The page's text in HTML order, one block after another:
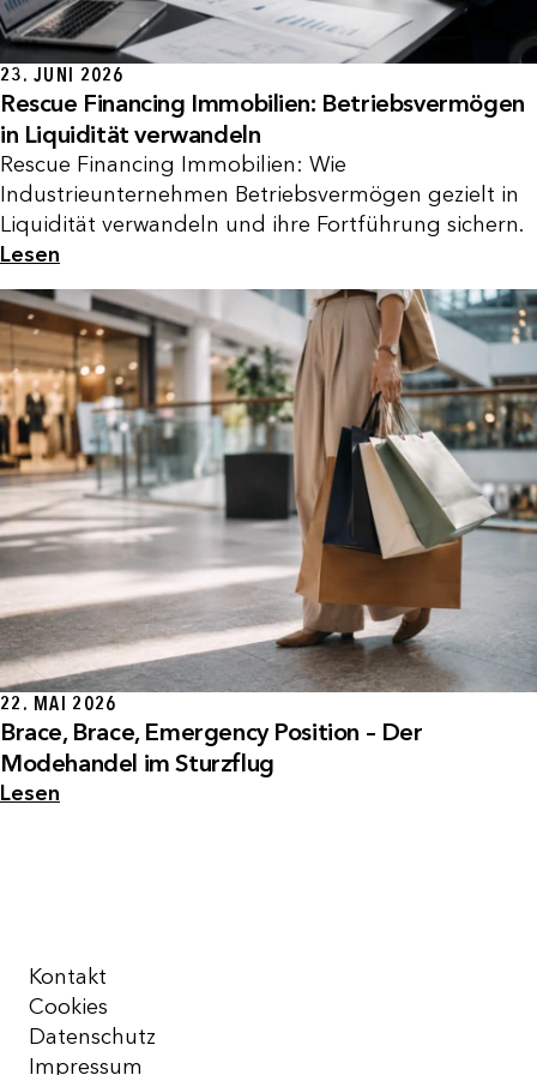
23. JUNI 2026
Rescue Financing Immobilien: Betriebsvermögen
in Liquidität verwandeln
Rescue Financing Immobilien: Wie
Industrieunternehmen Betriebsvermögen gezielt in
Liquidität verwandeln und ihre Fortführung sichern.
Lesen
22. MAI 2026
Brace, Brace, Emergency Position – Der
Modehandel im Sturzflug
Lesen
Kontakt
Cookies
Datenschutz
Impressum